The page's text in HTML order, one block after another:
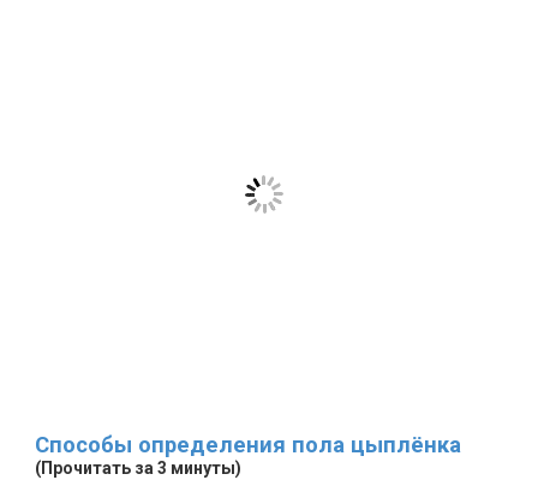
Способы определения пола цыплёнка
(Прочитать за 3 минуты)